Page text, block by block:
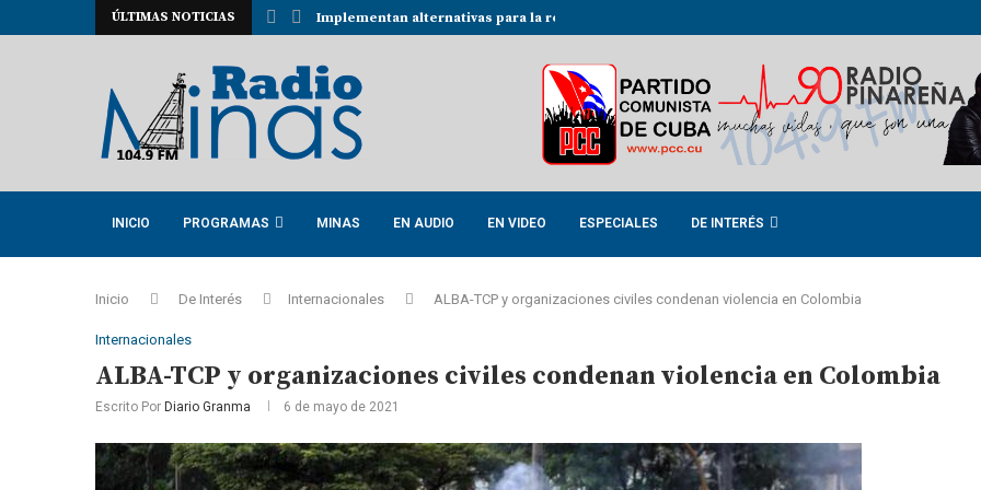
ÚLTIMAS NOTICIAS
para la recogida de desechos sólidos... Yusniel Carballea García, nuevo Primer Secretario del Partido...
INICIO PROGRAMAS MINAS EN AUDIO EN VIDEO ESPECIALES DE INTERÉS
Inicio De Interés Internacionales ALBA-TCP y organizaciones civiles condenan violencia en Colombia
Internacionales
ALBA-TCP y organizaciones civiles condenan violencia en Colombia
Escrito Por Diario Granma 6 de mayo de 2021